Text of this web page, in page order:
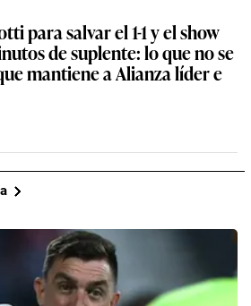
para salvar el 1-1 y el show
de suplente: lo que no se
mantiene a Alianza líder e